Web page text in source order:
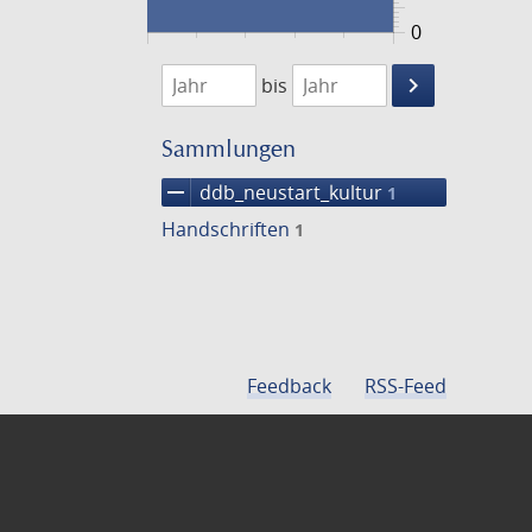
0
1474
1475
bis
keyboard_arrow_right
Suche
Sammlungen
remove ddb_neustart_kultur 1
Handschriften 1
Feedback RSS-Feed